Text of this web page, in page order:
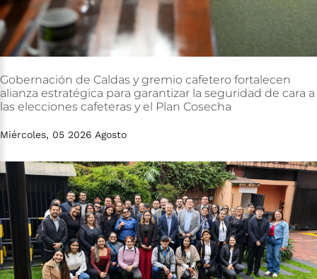
Gobernación de Caldas y gremio cafetero fortalecen
alianza estratégica para garantizar la seguridad de cara a
las elecciones cafeteras y el Plan Cosecha
Miércoles, 05 2026 Agosto